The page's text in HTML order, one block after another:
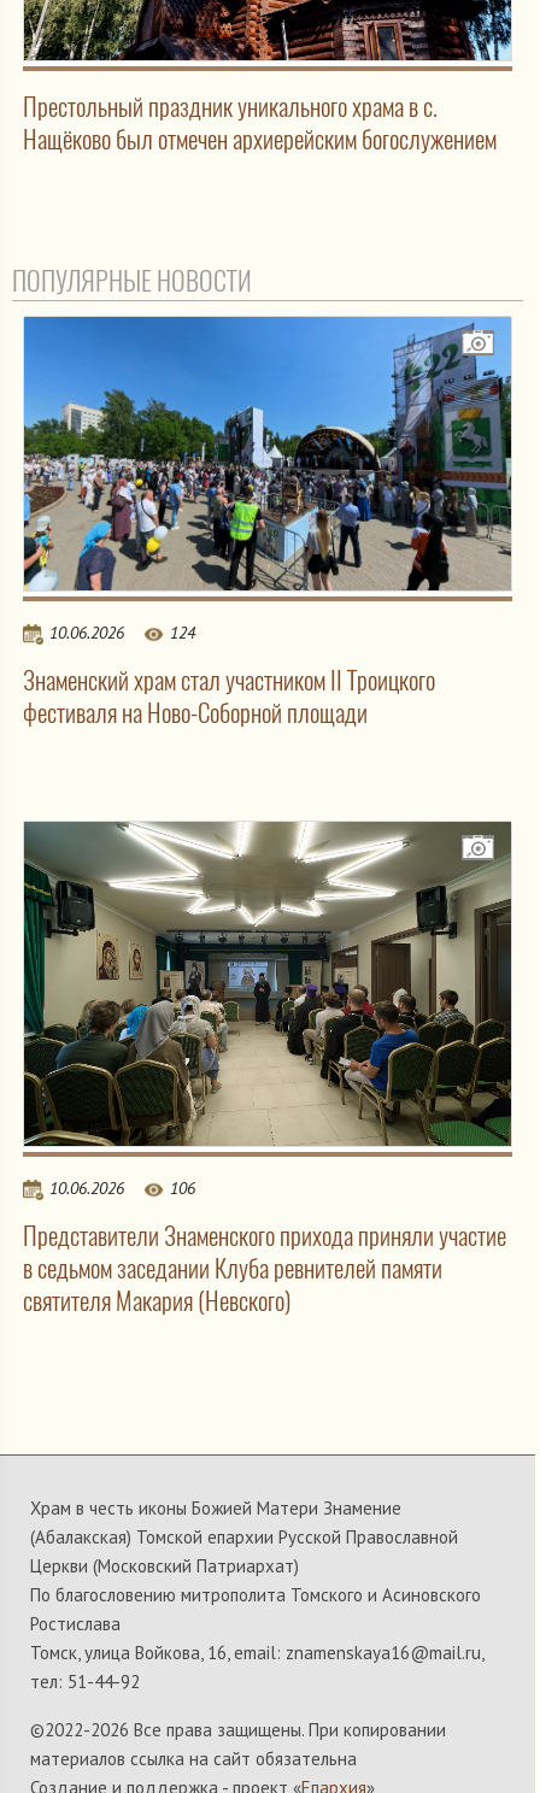
Престольный праздник уникального храма в с.
Нащёково был отмечен архиерейским богослужением
ПОПУЛЯРНЫЕ НОВОСТИ
10.06.2026 124
Знаменский храм стал участником II Троицкого
фестиваля на Ново-Соборной площади
10.06.2026 106
Представители Знаменского прихода приняли участие
в седьмом заседании Клуба ревнителей памяти
святителя Макария (Невского)
Храм в честь иконы Божией Матери Знамение
(Абалакская) Томской епархии Русской Православной
Церкви (Московский Патриархат)
По благословению митрополита Томского и Асиновского
Ростислава
Томск, улица Войкова, 16, email: znamenskaya16@mail.ru,
тел: 51-44-92
©2022-2026 Все права защищены. При копировании
материалов ссылка на сайт обязательна
Создание и поддержка - проект «Епархия»